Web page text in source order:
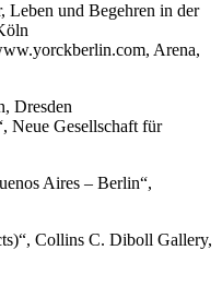
Leben und Begehren in der
Arena,
Dresden
Neue Gesellschaft für
Aires – Berlin“,
Collins C. Diboll Gallery,